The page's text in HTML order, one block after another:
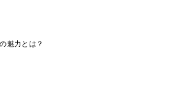
魅力とは？